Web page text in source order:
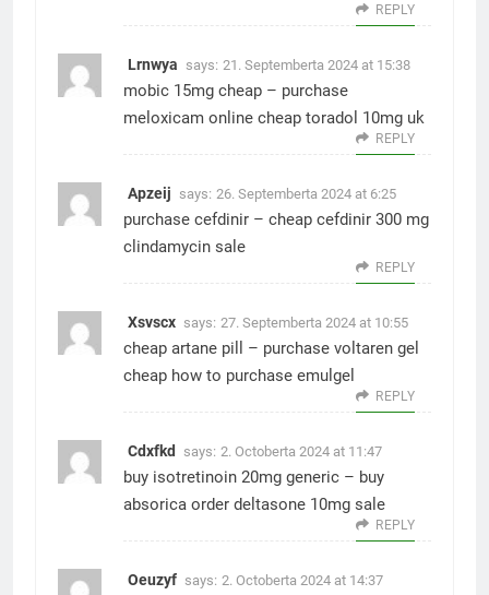
REPLY
Lrnwya says: 21. Septemberta 2024 at 15:38
mobic 15mg cheap – purchase
meloxicam online cheap toradol 10mg uk
REPLY
Apzeij says: 26. Septemberta 2024 at 6:25
purchase cefdinir – cheap cefdinir 300 mg
clindamycin sale
REPLY
Xsvscx says: 27. Septemberta 2024 at 10:55
cheap artane pill – purchase voltaren gel
cheap how to purchase emulgel
REPLY
Cdxfkd says: 2. Octoberta 2024 at 11:47
buy isotretinoin 20mg generic – buy
absorica order deltasone 10mg sale
REPLY
Oeuzyf says: 2. Octoberta 2024 at 14:37